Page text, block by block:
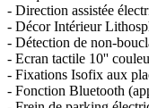
- Direction assistée
- Décor Intérieur
- Détection de non-
- Ecran tactile 10''
- Fixations Isofix aux
- Fonction Bluetooth